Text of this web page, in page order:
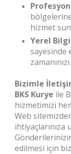
hizmet
Yerel
sayesinde
Bizimle
BKS Kurye ile
hizmetimizi
Web
edilmesi için